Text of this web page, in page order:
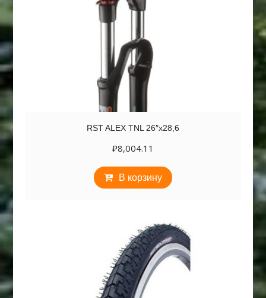
RST ALEX TNL 26″х28,6
₽8,004.11
В корзину